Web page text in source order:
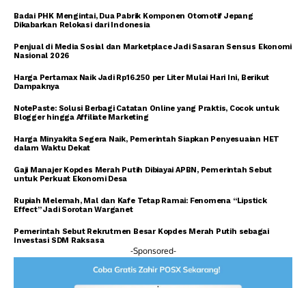
Badai PHK Mengintai, Dua Pabrik Komponen Otomotif Jepang
Dikabarkan Relokasi dari Indonesia
Penjual di Media Sosial dan Marketplace Jadi Sasaran Sensus Ekonomi
Nasional 2026
Harga Pertamax Naik Jadi Rp16.250 per Liter Mulai Hari Ini, Berikut
Dampaknya
NotePaste: Solusi Berbagi Catatan Online yang Praktis, Cocok untuk
Blogger hingga Affiliate Marketing
Harga Minyakita Segera Naik, Pemerintah Siapkan Penyesuaian HET
dalam Waktu Dekat
Gaji Manajer Kopdes Merah Putih Dibiayai APBN, Pemerintah Sebut
untuk Perkuat Ekonomi Desa
Rupiah Melemah, Mal dan Kafe Tetap Ramai: Fenomena “Lipstick
Effect” Jadi Sorotan Warganet
Pemerintah Sebut Rekrutmen Besar Kopdes Merah Putih sebagai
Investasi SDM Raksasa
-Sponsored-